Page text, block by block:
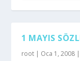
1 MAYIS
root | Oca 1, 2008